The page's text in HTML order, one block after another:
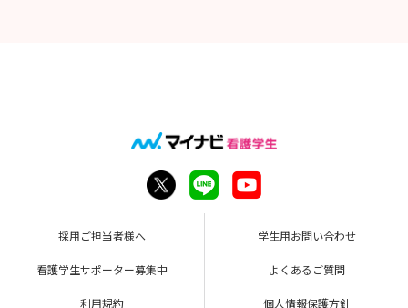
採用ご担当者様へ 学生用お問い合わせ
看護学生サポーター募集中 よくあるご質問
利用規約 個人情報保護方針